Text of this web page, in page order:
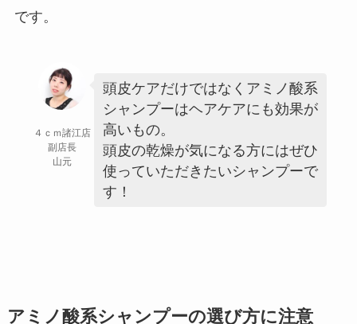
です。
４ｃｍ諸江店
副店長
山元
頭皮ケアだけではなくアミノ酸系
シャンプーはヘアケアにも効果が
高いもの。
頭皮の乾燥が気になる方にはぜひ
使っていただきたいシャンプーで
す！
アミノ酸系シャンプーの選び方に注意